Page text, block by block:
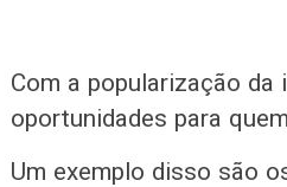
Com a popularização
oportunidades para
Um exemplo disso são